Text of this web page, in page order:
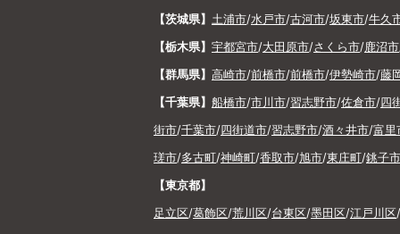
【茨城県】 土浦市/水戸市/古河市/坂東市/牛久
【栃木県】 宇都宮市/大田原市/さくら市/鹿沼市
【群馬県】 高崎市/前橋市/前橋市/伊勢崎市/藤
【千葉県】 船橋市/市川市/習志野市/佐倉市/四
街市/千葉市/四街道市/習志野市/酒々井市/富里
瑳市/多古町/神崎町/香取市/旭市/東庄町/銚子市
【東京都】
足立区/葛飾区/荒川区/台東区/墨田区/江戸川区/